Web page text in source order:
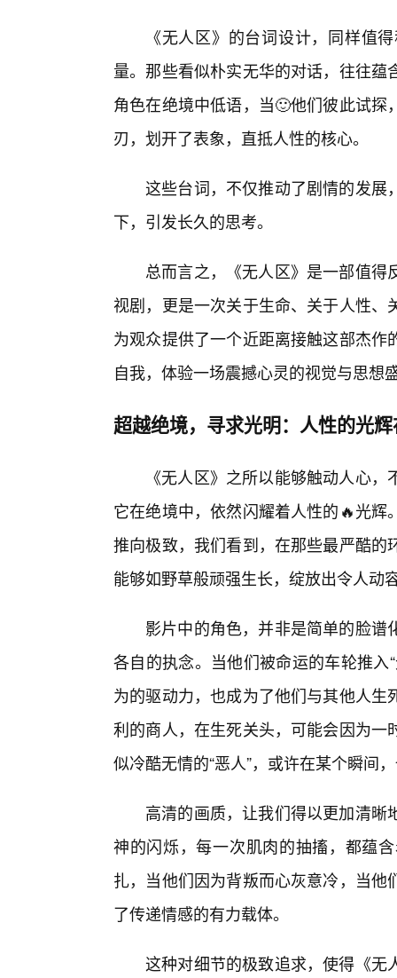
《无人区》的台词设计，同样值
量。那些看似朴实无华的对话，往往
角色在绝境中低语，当🙂他们彼此试
刃，划开了表象，直抵人性的核心。
这些台词，不仅推动了剧情的发展
下，引发长久的思考。
总而言之，《无人区》是一部值
视剧，更是一次关于生命、关于人性
为观众提供了一个近距离接触这部杰
自我，体验一场震撼心灵的视觉与思想
超越绝境，寻求光明：人性的光
《无人区》之所以能够触动人心
它在绝境中，依然闪耀着人性的🔥光
推向极致，我们看到，在那些最严酷
能够如野草般顽强生长，绽放出令人动
影片中的角色，并非是简单的脸
各自的执念。当他们被命运的车轮推
为的驱动力，也成为了他们与其他人
利的商人，在生死关头，可能会因为
似冷酷无情的“恶人”，或许在某个瞬间
高清的画质，让我们得以更加清
神的闪烁，每一次肌肉的抽搐，都蕴
扎，当他们因为背叛而心灰意冷，当
了传递情感的有力载体。
这种对细节的极致追求，使得《无